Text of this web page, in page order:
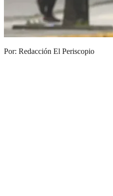
Por: Redacción El Periscopio